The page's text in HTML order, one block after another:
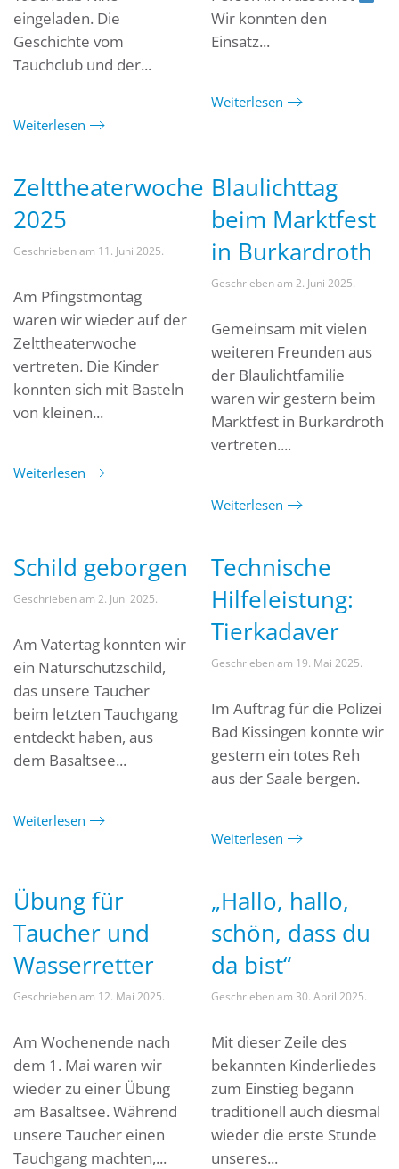
eingeladen. Die
Geschichte vom
Tauchclub und der...
Weiterlesen
Wir konnten den
Einsatz...
Weiterlesen
Zelttheaterwoche
2025
Geschrieben am 11. Juni 2025.
Am Pfingstmontag
waren wir wieder auf der
Zelttheaterwoche
vertreten. Die Kinder
konnten sich mit Basteln
von kleinen...
Weiterlesen
Blaulichttag
beim Marktfest
in Burkardroth
Geschrieben am 2. Juni 2025.
Gemeinsam mit vielen
weiteren Freunden aus
der Blaulichtfamilie
waren wir gestern beim
Marktfest in Burkardroth
vertreten....
Weiterlesen
Schild geborgen
Geschrieben am 2. Juni 2025.
Am Vatertag konnten wir
ein Naturschutzschild,
das unsere Taucher
beim letzten Tauchgang
entdeckt haben, aus
dem Basaltsee...
Weiterlesen
Technische
Hilfeleistung:
Tierkadaver
Geschrieben am 19. Mai 2025.
Im Auftrag für die Polizei
Bad Kissingen konnte wir
gestern ein totes Reh
aus der Saale bergen.
Weiterlesen
Übung für
Taucher und
Wasserretter
Geschrieben am 12. Mai 2025.
Am Wochenende nach
dem 1. Mai waren wir
wieder zu einer Übung
am Basaltsee. Während
unsere Taucher einen
Tauchgang machten,...
„Hallo, hallo,
schön, dass du
da bist“
Geschrieben am 30. April 2025.
Mit dieser Zeile des
bekannten Kinderliedes
zum Einstieg begann
traditionell auch diesmal
wieder die erste Stunde
unseres...